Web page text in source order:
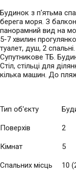
Будинок з п'ятьма
берега моря. З
панорамний вид на
5-7 хвилин
туалет, душ, 2
Супутникове ТБ.
Стіл, стільці для
кілька машин. До
Тип об'єкту
Поверхів 2
Кімнат 5
Спальних місць 10